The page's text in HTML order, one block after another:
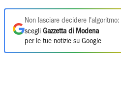
Non lasciare decidere l'algoritmo:
scegli Gazzetta di Modena
per le tue notizie su Google